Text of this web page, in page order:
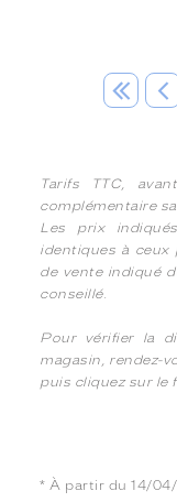
Tarifs TTC,
complémentaire
Les prix
identiques à ceux
de vente indiqué
conseillé.
Pour vérifier la
magasin, rendez-
puis cliquez sur le
* À partir du 14/